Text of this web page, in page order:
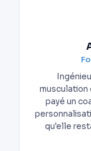
musculation
payé un
qu'elle